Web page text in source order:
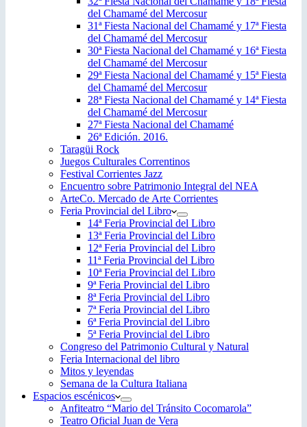
del Chamamé del Mercosur
31ª Fiesta Nacional del Chamamé y 17ª Fiesta
del Chamamé del Mercosur
30ª Fiesta Nacional del Chamamé y 16ª Fiesta
del Chamamé del Mercosur
29ª Fiesta Nacional del Chamamé y 15ª Fiesta
del Chamamé del Mercosur
28ª Fiesta Nacional del Chamamé y 14ª Fiesta
del Chamamé del Mercosur
27ª Fiesta Nacional del Chamamé
26ª Edición. 2016.
Taragüi Rock
Juegos Culturales Correntinos
Festival Corrientes Jazz
Encuentro sobre Patrimonio Integral del NEA
ArteCo. Mercado de Arte Corrientes
Feria Provincial del Libro
14ª Feria Provincial del Libro
13ª Feria Provincial del Libro
12ª Feria Provincial del Libro
11ª Feria Provincial del Libro
10ª Feria Provincial del Libro
9ª Feria Provincial del Libro
8ª Feria Provincial del Libro
7ª Feria Provincial del Libro
6ª Feria Provincial del Libro
5ª Feria Provincial del Libro
Congreso del Patrimonio Cultural y Natural
Feria Internacional del libro
Mitos y leyendas
Semana de la Cultura Italiana
Espacios escénicos
Anfiteatro “Mario del Tránsito Cocomarola”
Teatro Oficial Juan de Vera